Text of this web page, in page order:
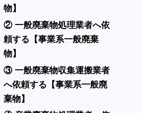
物】
② 一般廃棄物処理業者へ依
頼する【事業系一般廃棄
物】
③ 一般廃棄物収集運搬業者
へ依頼する【事業系一般廃
棄物】